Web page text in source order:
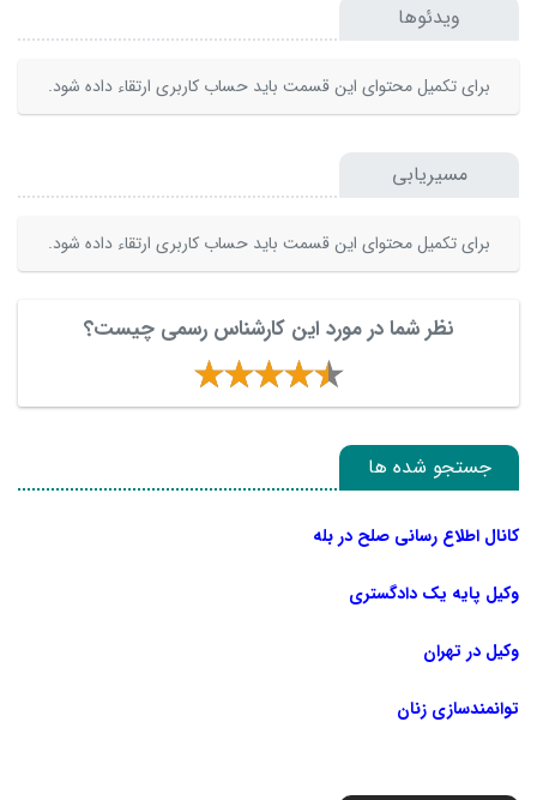
ویدئوها
برای تکمیل محتوای این قسمت باید حساب کاربری ارتقاء داده شود.
مسیریابی
برای تکمیل محتوای این قسمت باید حساب کاربری ارتقاء داده شود.
نظر شما در مورد این کارشناس رسمی چیست؟
جستجو شده ها
کانال اطلاع رسانی صلح در بله
وکیل پایه یک دادگستری
وکیل در تهران
توانمندسازی زنان